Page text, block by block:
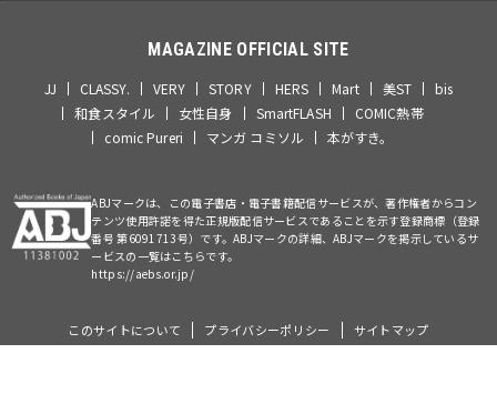
MAGAZINE OFFICIAL SITE
JJ CLASSY. VERY STORY HERS Mart 美ST
bis
和食スタイル
女性自身 SmartFLASH
COMIC熱帯
comic Pureri
マンガ コミソル 本がすき。
ABJマークは、この電子書店・電子書籍配信サービスが、著作権者からコン
テンツ使用許諾を得た正規版配信サービスであることを示す登録商標（登録
番号 第6091713号）です。ABJマークの詳細、ABJマークを掲示しているサ
ービスの一覧はこちらです。
https://aebs.or.jp/
このサイトについて プライバシーポリシー サイトマップ